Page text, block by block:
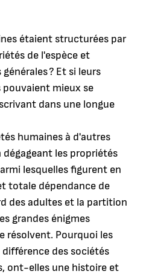
étaient structurées par
de l'espèce et
? Et si leurs
mieux se
dans une longue
humaines à d'autres
les propriétés
lesquelles figurent en
totale dépendance de
des adultes et la partition
grandes énigmes
résolvent. Pourquoi les
des sociétés
ont-elles une histoire et